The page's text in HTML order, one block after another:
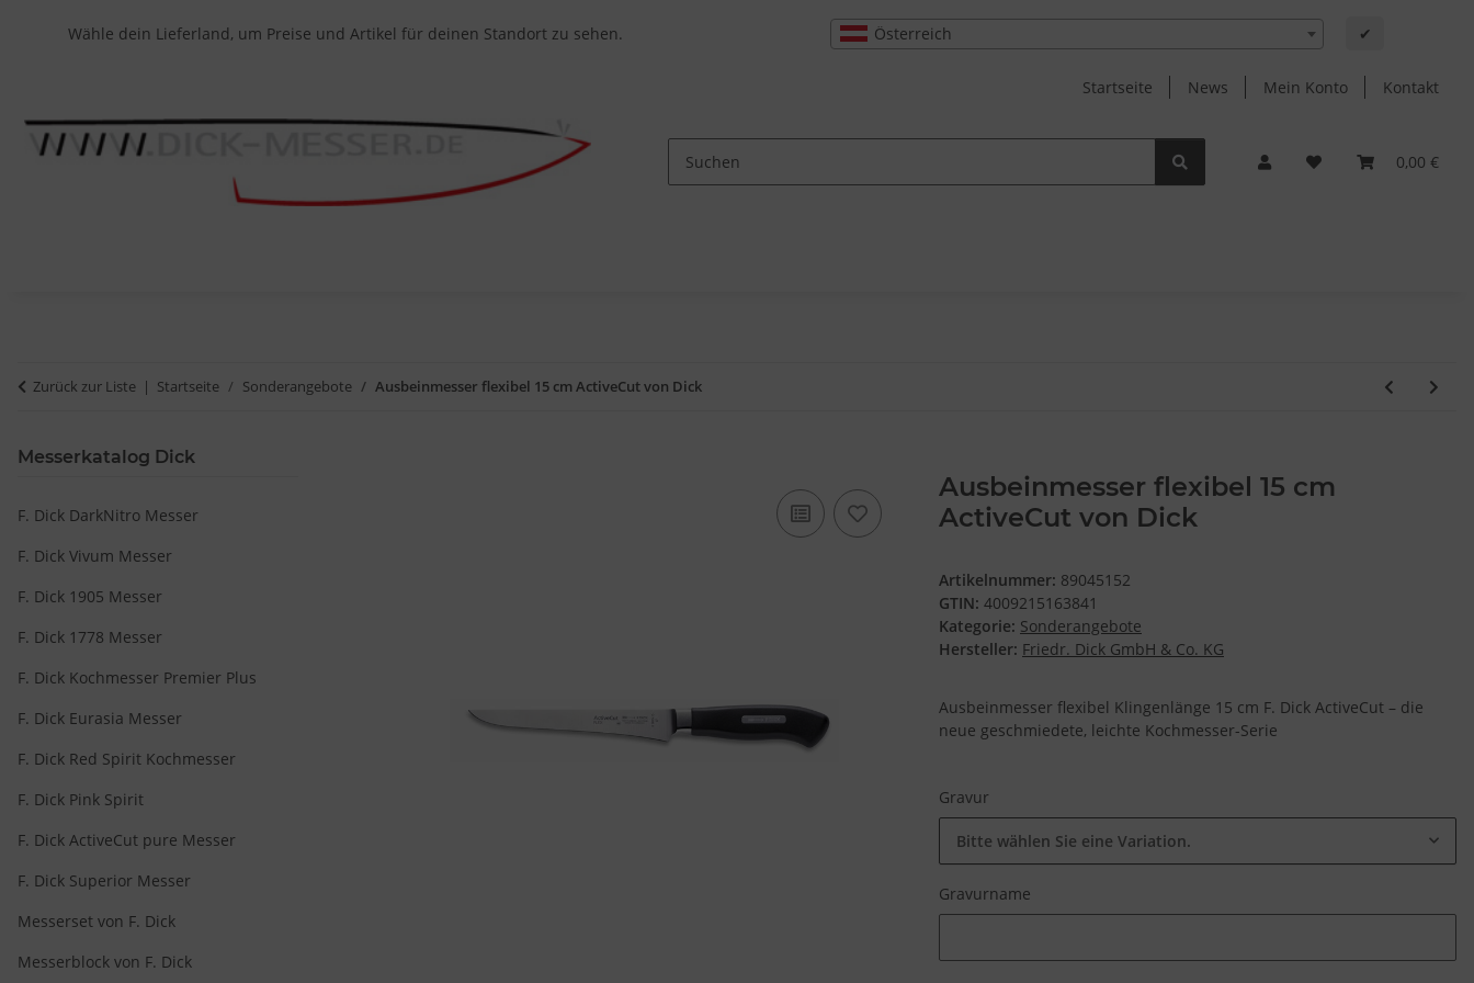
Wähle dein Lieferland, um Preise und Artikel für deinen Standort zu sehen. Österreich ✔
Startseite News Mein Konto Kontakt
0,00 €
Zurück zur Liste Startseite Sonderangebote Ausbeinmesser flexibel 15 cm ActiveCut von Dick
Ausbeinmesser flexibel 15 cm
ActiveCut von Dick
Artikelnummer: 89045152
GTIN: 4009215163841
Kategorie: Sonderangebote
Hersteller: Friedr. Dick GmbH & Co. KG
Ausbeinmesser flexibel Klingenlänge 15 cm F. Dick ActiveCut – die
neue geschmiedete, leichte Kochmesser-Serie
Gravur
Bitte wählen Sie eine Variation.
Gravurname
Messerkatalog Dick
F. Dick DarkNitro Messer
F. Dick Vivum Messer
F. Dick 1905 Messer
F. Dick 1778 Messer
F. Dick Kochmesser Premier Plus
F. Dick Eurasia Messer
F. Dick Red Spirit Kochmesser
F. Dick Pink Spirit
F. Dick ActiveCut pure Messer
F. Dick Superior Messer
Messerset von F. Dick
Messerblock von F. Dick